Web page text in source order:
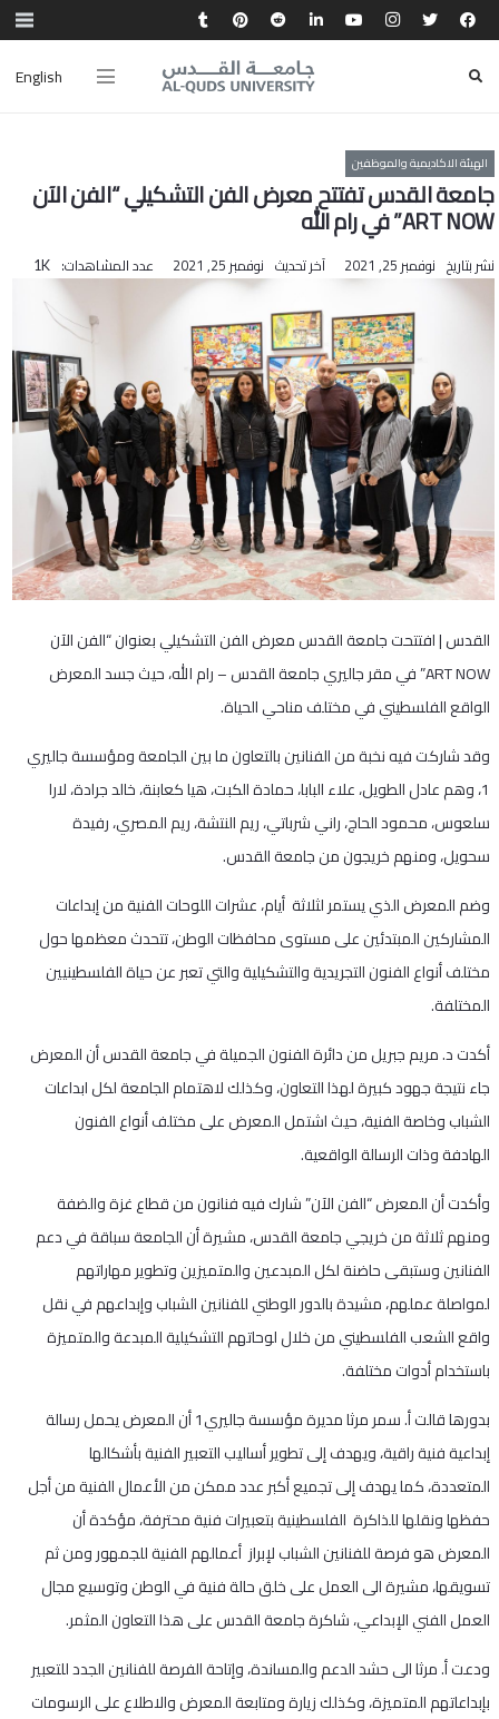
English
الهيئة الاكاديمية والموظفين
جامعة القدس تفتتح معرض الفن التشكيلي “الفن الآن
ART NOW” في رام الله
نشر بتاريخ نوفمبر 25, 2021 آخر تحديث نوفمبر 25, 2021 عدد المشاهدات: 1K
القدس | افتتحت جامعة القدس معرض الفن التشكيلي بعنوان “الفن الآن
ART NOW” في مقر جاليري جامعة القدس – رام الله، حيث جسد المعرض
الواقع الفلسطيني في مختلف مناحي الحياة.
وقد شاركت فيه نخبة من الفنانين بالتعاون ما بين الجامعة ومؤسسة جاليري
1، وهم عادل الطويل، علاء البابا، حمادة الكبت، هيا كعابنة، خالد جرادة، لارا
سلعوس، محمود الحاج، راني شرباتي، ريم النتشة، ريم المصري، رفيدة
سحويل، ومنهم خريجون من جامعة القدس.
وضم المعرض الذي يستمر لثلاثة أيام، عشرات اللوحات الفنية من إبداعات
المشاركين المبتدئين على مستوى محافظات الوطن، تتحدث معظمها حول
مختلف أنواع الفنون التجريدية والتشكيلية والتي تعبر عن حياة الفلسطينيين
المختلفة.
أكدت د. مريم جبريل من دائرة الفنون الجميلة في جامعة القدس أن المعرض
جاء نتيجة جهود كبيرة لهذا التعاون، وكذلك لاهتمام الجامعة لكل ابداعات
الشباب وخاصة الفنية، حيث اشتمل المعرض على مختلف أنواع الفنون
الهادفة وذات الرسالة الواقعية.
وأكدت أن المعرض “الفن الآن” شارك فيه فنانون من قطاع غزة والضفة
ومنهم ثلاثة من خريجي جامعة القدس، مشيرة أن الجامعة سباقة في دعم
الفنانين وستبقى حاضنة لكل المبدعين والمتميزين وتطوير مهاراتهم
لمواصلة عملهم، مشيدة بالدور الوطني للفنانين الشباب وإبداعهم في نقل
واقع الشعب الفلسطيني من خلال لوحاتهم التشكيلية المبدعة والمتميزة
باستخدام أدوات مختلفة.
بدورها قالت أ. سمر مرثا مديرة مؤسسة جاليري1 أن المعرض يحمل رسالة
إبداعية فنية راقية، ويهدف إلى تطوير أساليب التعبير الفنية بأشكالها
المتعددة، كما يهدف إلى تجميع أكبر عدد ممكن من الأعمال الفنية من أجل
حفظها ونقلها للذاكرة الفلسطينية بتعبيرات فنية محترفة، مؤكدة أن
المعرض هو فرصة للفنانين الشباب لإبراز أعمالهم الفنية للجمهور ومن ثم
تسويقها، مشيرة الى العمل على خلق حالة فنية في الوطن وتوسيع مجال
العمل الفني الإبداعي، شاكرة جامعة القدس على هذا التعاون المثمر.
ودعت أ. مرثا الى حشد الدعم والمساندة، وإتاحة الفرصة للفنانين الجدد للتعبير
بإبداعاتهم المتميزة، وكذلك زيارة ومتابعة المعرض والاطلاع على الرسومات